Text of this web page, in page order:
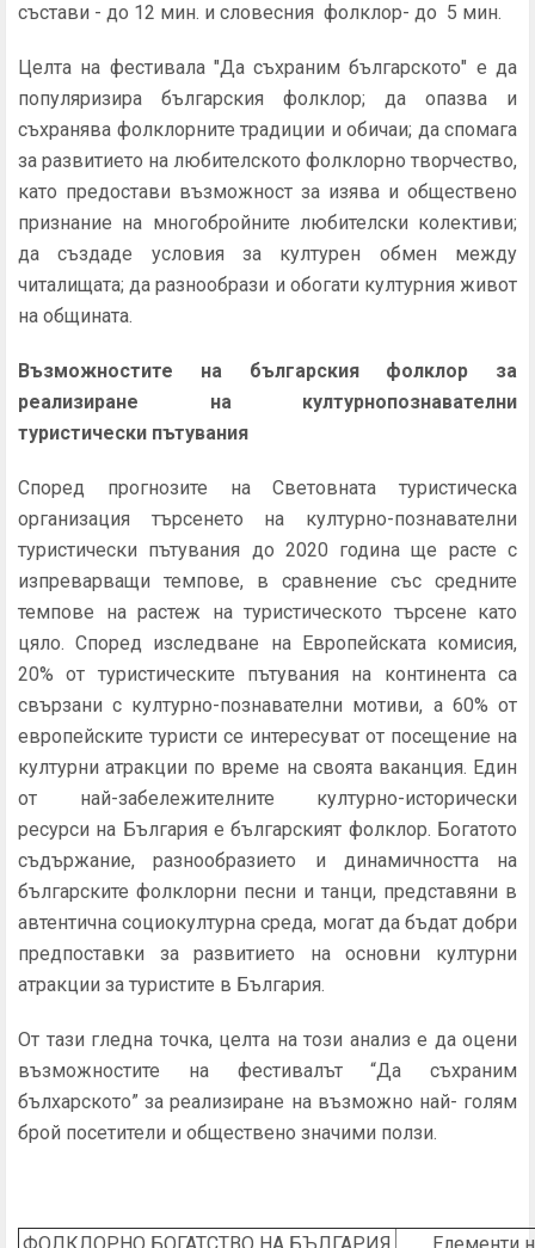
състави - до 12 мин. и словесния фолклор- до 5 мин.
Целта на фестивала "Да съхраним българското" e да
популяризира българския фолклор; да опазва и
съхранява фолклорните традиции и обичаи; да спомага
за развитието на любителското фолклорно творчество,
като предостави възможност за изява и обществено
признание на многобройните любителски колективи;
да създаде условия за културен обмен между
читалищата; да разнообрази и обогати културния живот
на общината.
Възможностите на българския фолклор за
реализиране на културнопознавателни
туристически пътувания
Според прогнозите на Световната туристическа
организация търсенето на културно-познавателни
туристически пътувания до 2020 година ще расте с
изпреварващи темпове, в сравнение със средните
темпове на растеж на туристическото търсене като
цяло. Според изследване на Европейската комисия,
20% от туристическите пътувания на континента са
свързани с културно-познавателни мотиви, а 60% от
европейските туристи се интересуват от посещение на
културни атракции по време на своята ваканция. Един
от най-забележителните културно-исторически
ресурси на България е българският фолклор. Богатото
съдържание, разнообразието и динамичността на
българските фолклорни песни и танци, представяни в
автентична социокултурна среда, могат да бъдат добри
предпоставки за развитието на основни културни
атракции за туристите в България.
От тази гледна точка, целта на този анализ е да оцени
възможностите на фестивалът “Да съхраним
бълхарското” за реализиране на възможно най- голям
брой посетители и обществено значими ползи.